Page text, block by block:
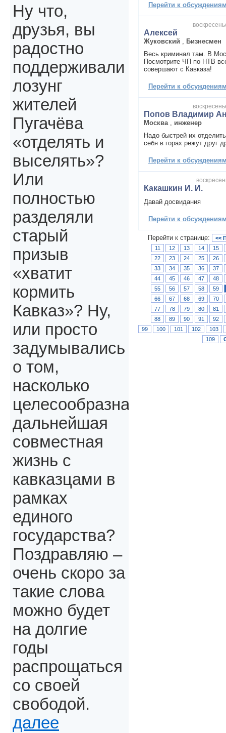
Перейти к
Алексей
Жуковский
Бизнесмен
Весь криминал там. В
Посмотрите ЧП по НТВ
совершают с Кавказа!
Перейти к
Попов Владимир
Москва
инженер
Надо быстрей их
себя в горах режут друг
Перейти к
Какашкин И. И.
Давай досвидания
Перейти к
Перейти к странице:
<<
11
12 13 14
15
22
23 24 25
26
33
34 35 36
37
44
45 46 47
48
55
56 57 58
59
66
67 68 69
70
77
78 79 80
81
88
89 90 91
92
99
100 101 102
103
109
Ну что,
друзья, вы
радостно
поддерживали
лозунг
жителей
Пугачёва
«отделять и
выселять»?
Или
полностью
разделяли
старый
призыв
«хватит
кормить
Кавказ»? Ну,
или просто
задумывались
о том,
насколько
целесообразна
дальнейшая
совместная
жизнь с
кавказцами в
рамках
единого
государства?
Поздравляю –
очень скоро за
такие слова
можно будет
на долгие
годы
распрощаться
со своей
свободой.
далее